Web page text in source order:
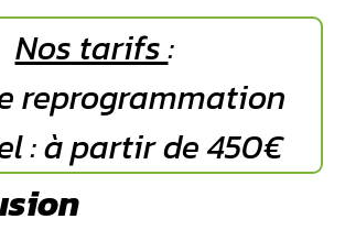
Nos tarifs:
reprogrammation
: à partir de 450€